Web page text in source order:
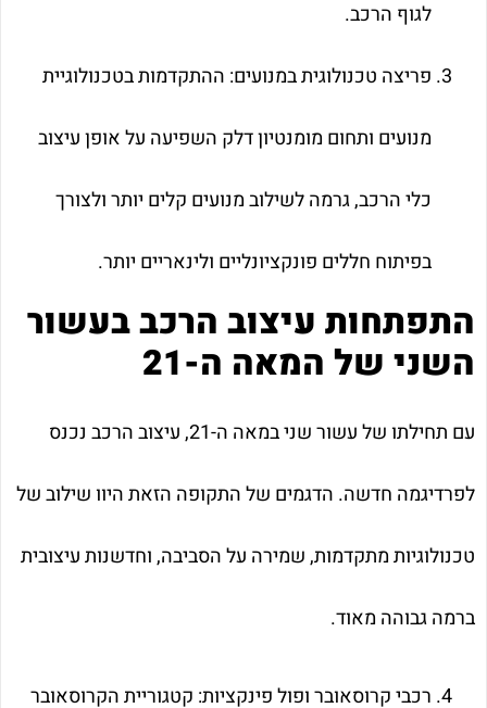
לגוף הרכב.
פריצה טכנולוגית במנועים: ההתקדמות בטכנולוגיית
מנועים ותחום מומנטיון דלק השפיעה על אופן עיצוב
כלי הרכב, גרמה לשילוב מנועים קלים יותר ולצורך
בפיתוח חללים פונקציונליים ולינאריים יותר.
התפתחות עיצוב הרכב בעשור
השני של המאה ה-21
עם תחילתו של עשור שני במאה ה-21, עיצוב הרכב נכנס
לפרדיגמה חדשה. הדגמים של התקופה הזאת היוו שילוב של
טכנולוגיות מתקדמות, שמירה על הסביבה, וחדשנות עיצובית
ברמה גבוהה מאוד.
רכבי קרוסאובר ופול פינקציות: קטגוריית הקרוסאובר